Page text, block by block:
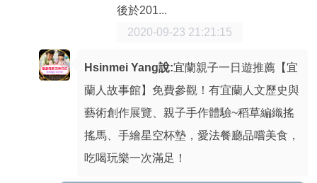
後於201...
2020-09-23 21:21:15
Hsinmei Yang說:宜蘭親子一日遊推薦【宜
蘭人故事館】免費參觀！有宜蘭人文歷史與
藝術創作展覽、親子手作體驗~稻草編織搖
搖馬、手繪星空杯墊，愛法餐廳品嚐美食，
吃喝玩樂一次滿足！